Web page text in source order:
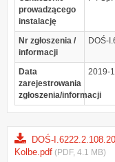
prowadzącego
instalację
Nr zgłoszenia /
informacji
DOŚ-
Data
zarejestrowania
zgłoszenia/informacji
2019-
DOŚ-
Kolbe.pdf (PDF, 4.1 MB)